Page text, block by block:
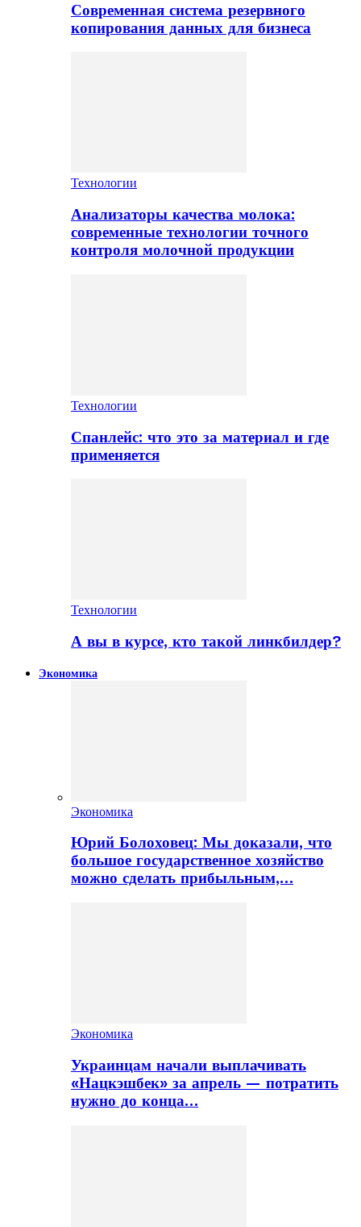
Современная система резервного
копирования данных для бизнеса
Технологии
Анализаторы качества молока:
современные технологии точного
контроля молочной продукции
Технологии
Спанлейс: что это за материал и где
применяется
Технологии
А вы в курсе, кто такой линкбилдер?
Экономика
Экономика
Юрий Болоховец: Мы доказали, что
большое государственное хозяйство
можно сделать прибыльным,…
Экономика
Украинцам начали выплачивать
«Нацкэшбек» за апрель — потратить
нужно до конца…